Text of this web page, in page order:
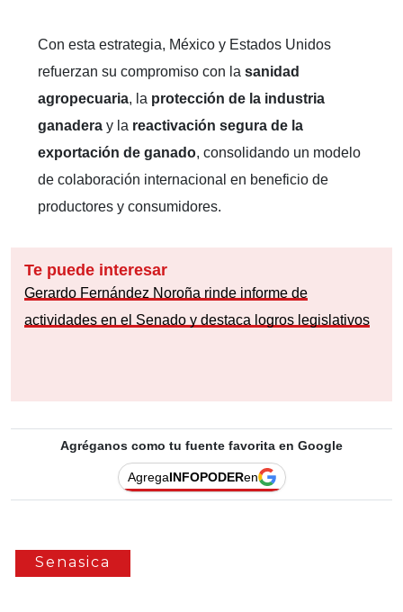
Con esta estrategia, México y Estados Unidos
refuerzan su compromiso con la sanidad
agropecuaria, la protección de la industria
ganadera y la reactivación segura de la
exportación de ganado, consolidando un modelo
de colaboración internacional en beneficio de
productores y consumidores.
Te puede interesar
Gerardo Fernández Noroña rinde informe de
actividades en el Senado y destaca logros legislativos
Agréganos como tu fuente favorita en Google
AgregaINFOPODERen
Senasica